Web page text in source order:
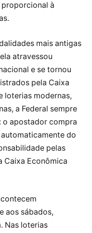
à
mais antigas
atravessou
e se tornou
pela Caixa
loterias modernas,
a Federal sempre
o apostador compra
do
pelas
Caixa Econômica
aos sábados,
Nas loterias